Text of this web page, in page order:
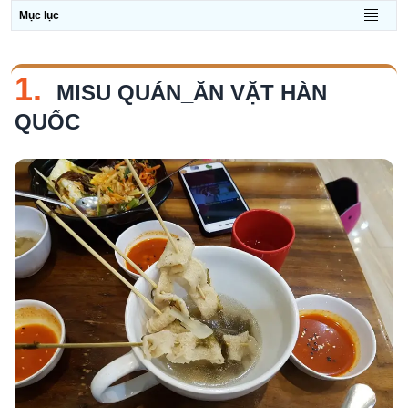
Mục lục
1.
MISU QUÁN_ĂN VẶT HÀN
QUỐC